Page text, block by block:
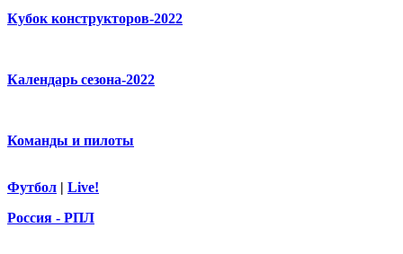
Кубок конструкторов-2022
Календарь сезона-2022
Команды и пилоты
Футбол | Live!
Россия - РПЛ